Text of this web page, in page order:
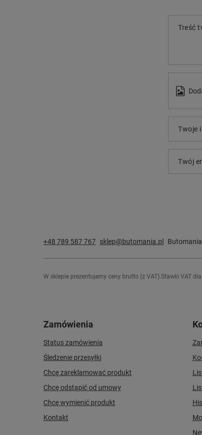
Treść
Twoje
Twój
+48 789 587 767 sklep@butomania.pl
W sklepie prezentujemy ceny brutto (z VAT). Stawki VAT
Zamówienia
Status zamówienia
Śledzenie przesyłki
Chcę zareklamować produkt
Chcę odstąpić od umowy
Chcę wymienić produkt
Kontakt